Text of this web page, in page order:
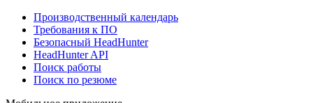
Производственный календарь
Требования к ПО
Безопасный HeadHunter
HeadHunter API
Поиск работы
Поиск по резюме